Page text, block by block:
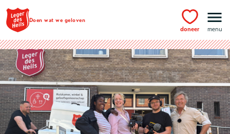
Ga naar hoofdinhoud
Doen wat we geloven
doneer menu